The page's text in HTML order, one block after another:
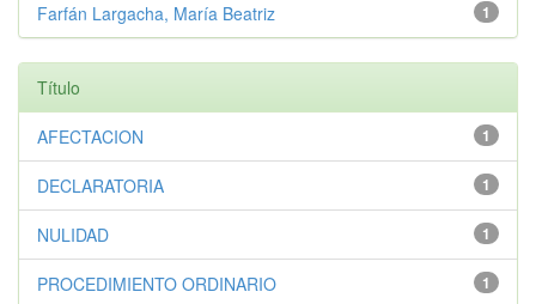
1
Farfán Largacha, María Beatriz
Título
1
AFECTACION
1
DECLARATORIA
1
NULIDAD
1
PROCEDIMIENTO ORDINARIO